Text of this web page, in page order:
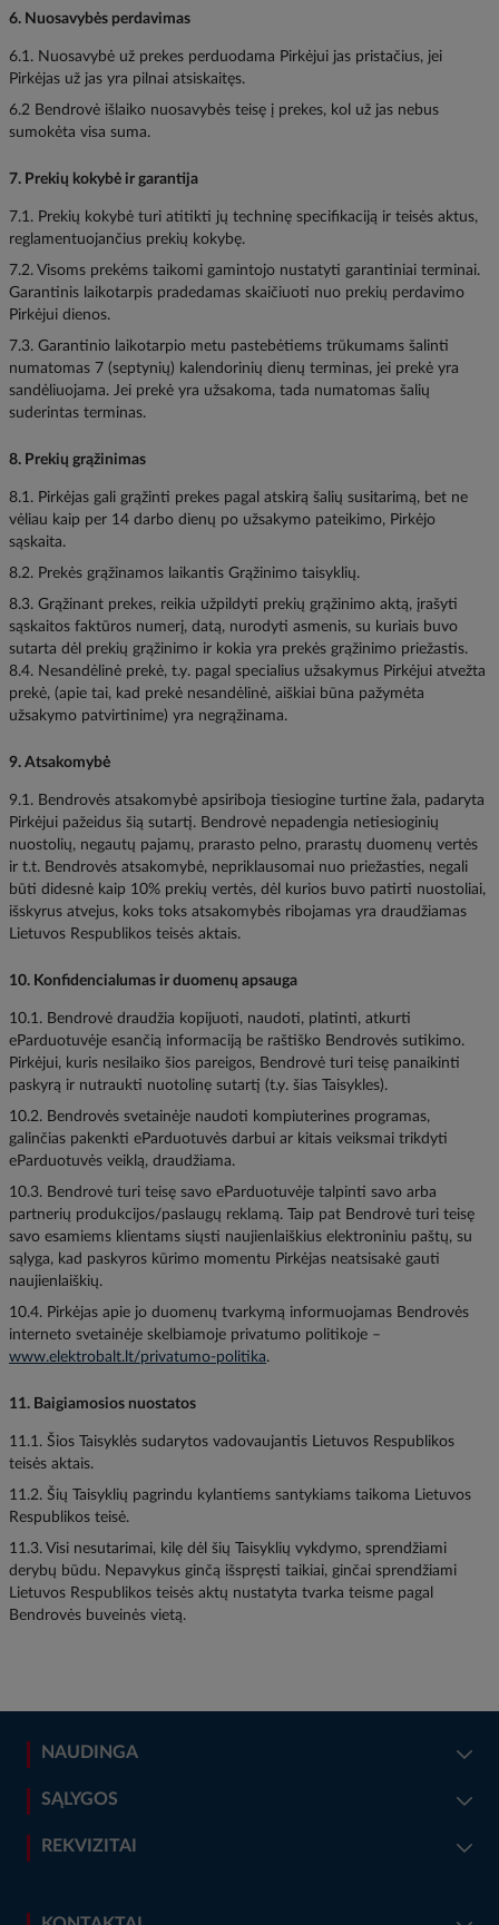
6. Nuosavybės perdavimas
6.1. Nuosavybė už prekes perduodama Pirkėjui jas pristačius, jei
Pirkėjas už jas yra pilnai atsiskaitęs.
6.2 Bendrovė išlaiko nuosavybės teisę į prekes, kol už jas nebus
sumokėta visa suma.
7. Prekių kokybė ir garantija
7.1. Prekių kokybė turi atitikti jų techninę specifikaciją ir teisės aktus,
reglamentuojančius prekių kokybę.
7.2. Visoms prekėms taikomi gamintojo nustatyti garantiniai terminai.
Garantinis laikotarpis pradedamas skaičiuoti nuo prekių perdavimo
Pirkėjui dienos.
7.3. Garantinio laikotarpio metu pastebėtiems trūkumams šalinti
numatomas 7 (septynių) kalendorinių dienų terminas, jei prekė yra
sandėliuojama. Jei prekė yra užsakoma, tada numatomas šalių
suderintas terminas.
8. Prekių grąžinimas
8.1. Pirkėjas gali grąžinti prekes pagal atskirą šalių susitarimą, bet ne
vėliau kaip per 14 darbo dienų po užsakymo pateikimo, Pirkėjo
sąskaita.
8.2. Prekės grąžinamos laikantis Grąžinimo taisyklių.
8.3. Grąžinant prekes, reikia užpildyti prekių grąžinimo aktą, įrašyti
sąskaitos faktūros numerį, datą, nurodyti asmenis, su kuriais buvo
sutarta dėl prekių grąžinimo ir kokia yra prekės grąžinimo priežastis.
8.4. Nesandėlinė prekė, t.y. pagal specialius užsakymus Pirkėjui atvežta
prekė, (apie tai, kad prekė nesandėlinė, aiškiai būna pažymėta
užsakymo patvirtinime) yra negrąžinama.
9. Atsakomybė
9.1. Bendrovės atsakomybė apsiriboja tiesiogine turtine žala, padaryta
Pirkėjui pažeidus šią sutartį. Bendrovė nepadengia netiesioginių
nuostolių, negautų pajamų, prarasto pelno, prarastų duomenų vertės
ir t.t. Bendrovės atsakomybė, nepriklausomai nuo priežasties, negali
būti didesnė kaip 10% prekių vertės, dėl kurios buvo patirti nuostoliai,
išskyrus atvejus, koks toks atsakomybės ribojamas yra draudžiamas
Lietuvos Respublikos teisės aktais.
10. Konfidencialumas ir duomenų apsauga
10.1. Bendrovė draudžia kopijuoti, naudoti, platinti, atkurti
eParduotuvėje esančią informaciją be raštiško Bendrovės sutikimo.
Pirkėjui, kuris nesilaiko šios pareigos, Bendrovė turi teisę panaikinti
paskyrą ir nutraukti nuotolinę sutartį (t.y. šias Taisykles).
10.2. Bendrovės svetainėje naudoti kompiuterines programas,
galinčias pakenkti eParduotuvės darbui ar kitais veiksmai trikdyti
eParduotuvės veiklą, draudžiama.
10.3. Bendrovė turi teisę savo eParduotuvėje talpinti savo arba
partnerių produkcijos/paslaugų reklamą. Taip pat Bendrovė turi teisę
savo esamiems klientams siųsti naujienlaiškius elektroniniu paštų, su
sąlyga, kad paskyros kūrimo momentu Pirkėjas neatsisakė gauti
naujienlaiškių.
10.4. Pirkėjas apie jo duomenų tvarkymą informuojamas Bendrovės
interneto svetainėje skelbiamoje privatumo politikoje –
www.elektrobalt.lt/privatumo-politika.
11. Baigiamosios nuostatos
11.1. Šios Taisyklės sudarytos vadovaujantis Lietuvos Respublikos
teisės aktais.
11.2. Šių Taisyklių pagrindu kylantiems santykiams taikoma Lietuvos
Respublikos teisė.
11.3. Visi nesutarimai, kilę dėl šių Taisyklių vykdymo, sprendžiami
derybų būdu. Nepavykus ginčą išspręsti taikiai, ginčai sprendžiami
Lietuvos Respublikos teisės aktų nustatyta tvarka teisme pagal
Bendrovės buveinės vietą.
NAUDINGA
SĄLYGOS
REKVIZITAI